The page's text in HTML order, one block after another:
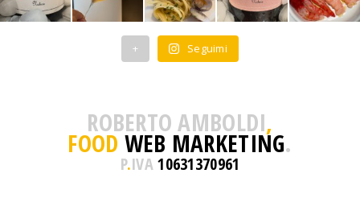
+ Seguimi
ROBERTO AMBOLDI,
FOOD WEB MARKETING.
P.IVA10631370961